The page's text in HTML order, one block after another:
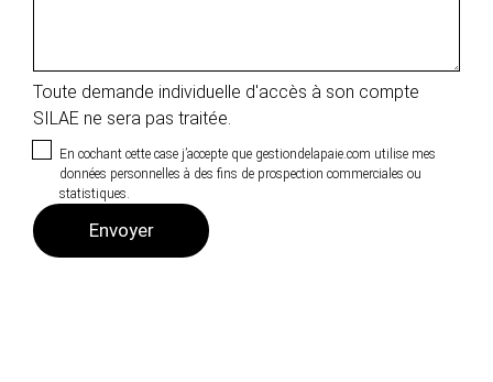
Toute demande individuelle d'accès à son compte
SILAE ne sera pas traitée.
En cochant cette case j’accepte que gestiondelapaie.com utilise mes
données personnelles à des fins de prospection commerciales ou
statistiques.